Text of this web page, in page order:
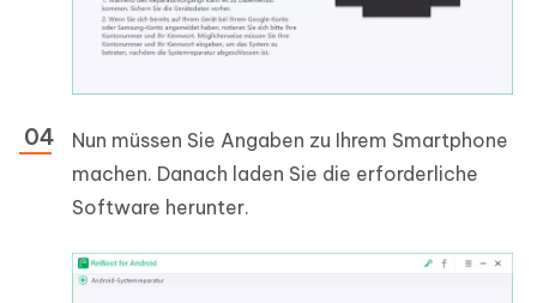
Nun müssen Sie Angaben zu Ihrem Smartphone
machen. Danach laden Sie die erforderliche
Software herunter.